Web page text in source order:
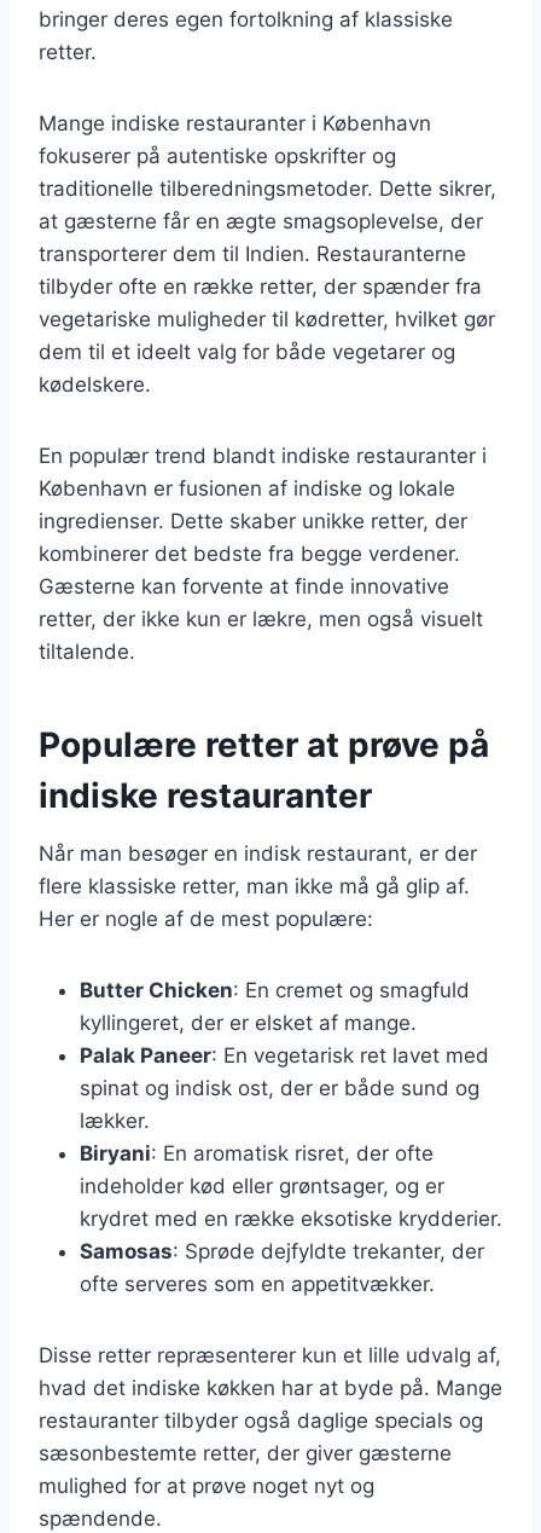
bringer deres egen fortolkning af klassiske
retter.
Mange indiske restauranter i København
fokuserer på autentiske opskrifter og
traditionelle tilberedningsmetoder. Dette sikrer,
at gæsterne får en ægte smagsoplevelse, der
transporterer dem til Indien. Restauranterne
tilbyder ofte en række retter, der spænder fra
vegetariske muligheder til kødretter, hvilket gør
dem til et ideelt valg for både vegetarer og
kødelskere.
En populær trend blandt indiske restauranter i
København er fusionen af indiske og lokale
ingredienser. Dette skaber unikke retter, der
kombinerer det bedste fra begge verdener.
Gæsterne kan forvente at finde innovative
retter, der ikke kun er lækre, men også visuelt
tiltalende.
Populære retter at prøve på
indiske restauranter
Når man besøger en indisk restaurant, er der
flere klassiske retter, man ikke må gå glip af.
Her er nogle af de mest populære:
Butter Chicken: En cremet og smagfuld
kyllingeret, der er elsket af mange.
Palak Paneer: En vegetarisk ret lavet med
spinat og indisk ost, der er både sund og
lækker.
Biryani: En aromatisk risret, der ofte
indeholder kød eller grøntsager, og er
krydret med en række eksotiske krydderier.
Samosas: Sprøde dejfyldte trekanter, der
ofte serveres som en appetitvækker.
Disse retter repræsenterer kun et lille udvalg af,
hvad det indiske køkken har at byde på. Mange
restauranter tilbyder også daglige specials og
sæsonbestemte retter, der giver gæsterne
mulighed for at prøve noget nyt og
spændende.